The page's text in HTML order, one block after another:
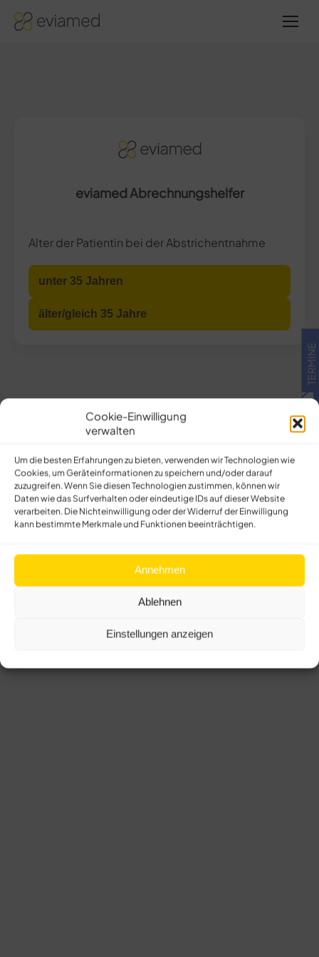
Cookie-Einwilligung
verwalten
Um die besten Erfahrungen zu bieten, verwenden wir Technologien wie
Cookies, um Geräteinformationen zu speichern und/oder darauf
zuzugreifen. Wenn Sie diesen Technologien zustimmen, können wir
Daten wie das Surfverhalten oder eindeutige IDs auf dieser Website
verarbeiten. Die Nichteinwilligung oder der Widerruf der Einwilligung
kann bestimmte Merkmale und Funktionen beeinträchtigen.
Annehmen
Ablehnen
Einstellungen anzeigen
TERMINE
eviamed Abrechnungshelfer
Alter der Patientin bei der Abstrichentnahme
unter 35 Jahren
älter/gleich 35 Jahre